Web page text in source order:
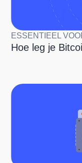
ESSENTIEEL
Hoe leg je